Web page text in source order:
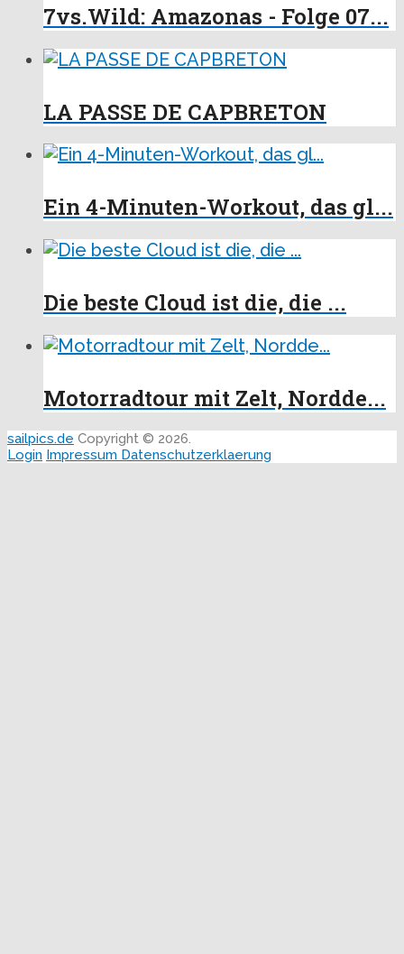
7vs.Wild: Amazonas - Folge 07...
LA PASSE DE CAPBRETON
Ein 4-Minuten-Workout, das gl...
Die beste Cloud ist die, die ...
Motorradtour mit Zelt, Nordde...
sailpics.de Copyright © 2026.
Login Impressum Datenschutzerklaerung